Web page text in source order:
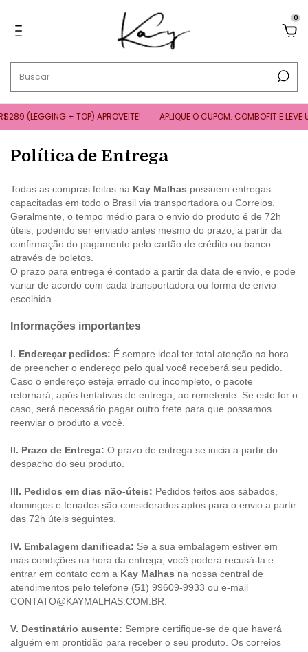
0
(LEGGING + TOP) APROVEITE! APLIQUE O CUPOM: COMBOFIT E
Política de Entrega
Todas as compras feitas na Kay Malhas possuem entregas
capacitadas em todo o Brasil via transportadora ou Correios.
Geralmente, o tempo médio para o envio do produto é de 72h
úteis, podendo ser enviado antes mesmo do prazo, a partir da
confirmação do pagamento pelo cartão de crédito ou banco
através de boletos.
O prazo para entrega é contado a partir da data de envio, e pode
variar de acordo com cada transportadora ou forma de envio
escolhida.
Informações importantes
I. Endereçar pedidos: É sempre ideal ter total atenção na hora
de preencher o endereço pelo qual você receberá seu pedido.
Caso o endereço esteja errado ou incompleto, o pacote
retornará, após tentativas de entrega, ao remetente. Se este for o
caso, será necessário pagar outro frete para que possamos
reenviar o produto a você.
II. Prazo de Entrega: O prazo de entrega se inicia a partir do
despacho do seu produto.
III. Pedidos em dias não-úteis: Pedidos feitos aos sábados,
domingos e feriados são considerados aptos para o envio a partir
das 72h úteis seguintes.
IV. Embalagem danificada: Se a sua embalagem estiver em
más condições na hora da entrega, você poderá recusá-la e
entrar em contato com a Kay Malhas na nossa central de
atendimentos pelo telefone (51) 99609-9933 ou e-mail
CONTATO@KAYMALHAS.COM.BR
V. Destinatário ausente: Sempre certifique-se de que haverá
alguém em prontidão para receber o seu produto. Os correios